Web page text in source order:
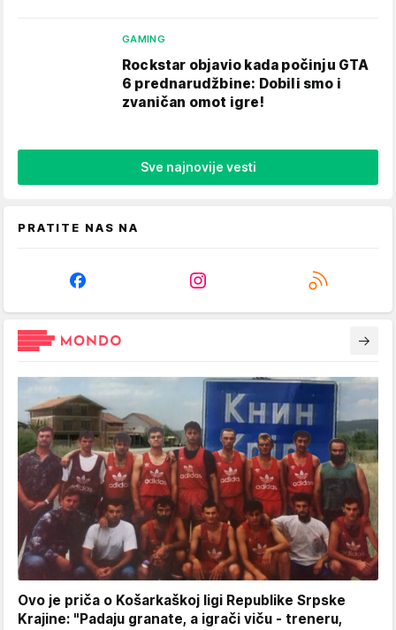
GAMING
Rockstar objavio kada počinju GTA
6 prednarudžbine: Dobili smo i
zvaničan omot igre!
Sve najnovije vesti
PRATITE NAS NA
Ovo je priča o Košarkaškoj ligi Republike Srpske
Krajine: "Padaju granate, a igrači viču - treneru,